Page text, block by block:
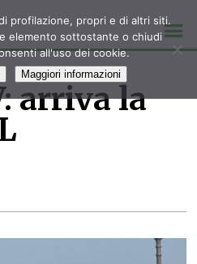
arriva la
profilazione, propri e di altri siti.
elemento sottostante o chiudi
all'uso dei cookie.
Maggiori informazioni